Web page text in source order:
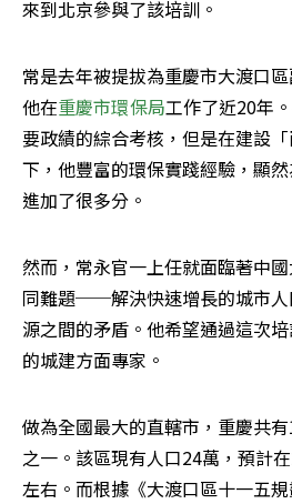
來到北京參與了該培訓。
常是去年被提拔為重慶市大渡口
他在重慶市環保局工作了近20年
要政績的綜合考核，但是在建設
下，他豐富的環保實踐經驗，顯
進加了很多分。
然而，常永官一上任就面臨著中
同難題──解決快速增長的城市人
源之間的矛盾。他希望通過這次
的城建方面專家。
做為全國最大的直轄市，重慶共
之一。該區現有人口24萬，預計
左右。而根據《大渡口區十一五